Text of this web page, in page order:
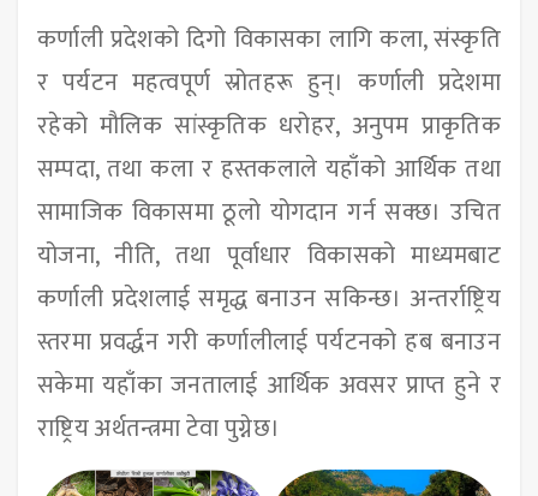
कर्णाली प्रदेशको दिगो विकासका लागि कला, संस्कृति
र पर्यटन महत्वपूर्ण स्रोतहरू हुन्। कर्णाली प्रदेशमा
रहेको मौलिक सांस्कृतिक धरोहर, अनुपम प्राकृतिक
सम्पदा, तथा कला र हस्तकलाले यहाँको आर्थिक तथा
सामाजिक विकासमा ठूलो योगदान गर्न सक्छ। उचित
योजना, नीति, तथा पूर्वाधार विकासको माध्यमबाट
कर्णाली प्रदेशलाई समृद्ध बनाउन सकिन्छ। अन्तर्राष्ट्रिय
स्तरमा प्रवर्द्धन गरी कर्णालीलाई पर्यटनको हब बनाउन
सकेमा यहाँका जनतालाई आर्थिक अवसर प्राप्त हुने र
राष्ट्रिय अर्थतन्त्रमा टेवा पुग्नेछ।